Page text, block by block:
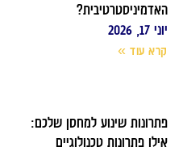
האדמיניסטרטיבית?
יוני 17, 2026
קרא עוד »
פתרונות שינוע למחסן שלכם:
אילו פתרונות טכנולוגיים